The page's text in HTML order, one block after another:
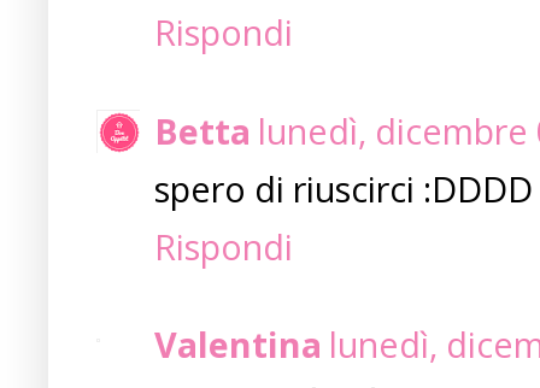
Rispondi
Betta lunedì, dicembre
spero di riuscirci :DDDD
Rispondi
Valentina lunedì,